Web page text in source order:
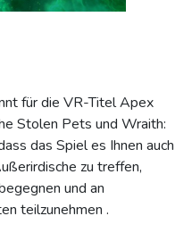
für die VR-Titel Apex
Stolen Pets und Wraith:
das Spiel es Ihnen auch
zu treffen,
und an
teilzunehmen .